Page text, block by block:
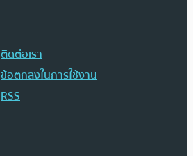
ติดต่อเรา
ข้อตกลงในการใช้งาน
RSS